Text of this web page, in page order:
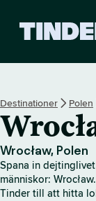
Destinationer Polen
Wrocław, Polen
Spana in
människor:
Tinder till att hitta